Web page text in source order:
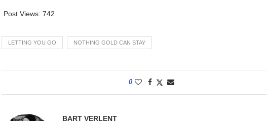
Post Views: 742
LETTING YOU GO NOTHING GOLD CAN STAY
0
BART VERLENT